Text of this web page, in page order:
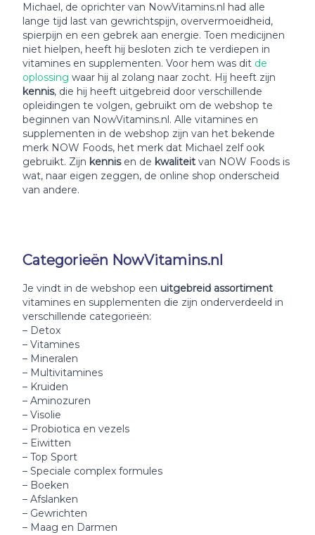
Michael, de oprichter van NowVitamins.nl had alle
lange tijd last van gewrichtspijn, oververmoeidheid,
spierpijn en een gebrek aan energie. Toen medicijnen
niet hielpen, heeft hij besloten zich te verdiepen in
vitamines en supplementen. Voor hem was dit de
oplossing waar hij al zolang naar zocht. Hij heeft zijn
kennis, die hij heeft uitgebreid door verschillende
opleidingen te volgen, gebruikt om de webshop te
beginnen van NowVitamins.nl. Alle vitamines en
supplementen in de webshop zijn van het bekende
merk NOW Foods, het merk dat Michael zelf ook
gebruikt. Zijn kennis en de kwaliteit van NOW Foods is
wat, naar eigen zeggen, de online shop onderscheid
van andere.
Categorieën NowVitamins.nl
Je vindt in de webshop een uitgebreid assortiment
vitamines en supplementen die zijn onderverdeeld in
verschillende categorieën:
– Detox
– Vitamines
– Mineralen
– Multivitamines
– Kruiden
– Aminozuren
– Visolie
– Probiotica en vezels
– Eiwitten
– Top Sport
– Speciale complex formules
– Boeken
– Afslanken
– Gewrichten
– Maag en Darmen